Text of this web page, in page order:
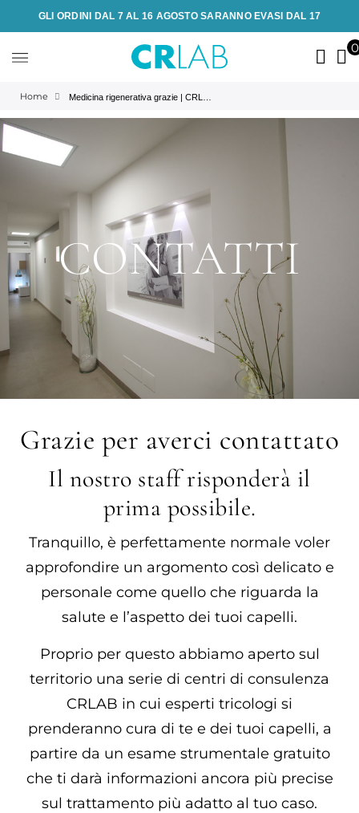
GLI ORDINI DAL 7 AL 16 AGOSTO SARANNO EVASI DAL 17
Home
CONTATTI
Grazie per averci contattato
Il nostro staff risponderà il
prima possibile.
Tranquillo, è perfettamente normale voler
approfondire un argomento così delicato e
personale come quello che riguarda la
salute e l’aspetto dei tuoi capelli.
Proprio per questo abbiamo aperto sul
territorio una serie di centri di consulenza
CRLAB in cui esperti tricologi si
prenderanno cura di te e dei tuoi capelli, a
partire da un esame strumentale gratuito
che ti darà informazioni ancora più precise
sul trattamento più adatto al tuo caso.